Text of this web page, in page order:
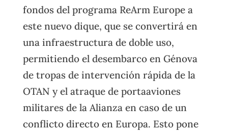
fondos del programa ReArm Europe a
este nuevo dique, que se convertirá en
una infraestructura de doble uso,
permitiendo el desembarco en Génova
de tropas de intervención rápida de la
OTAN y el atraque de portaaviones
militares de la Alianza en caso de un
conflicto directo en Europa. Esto pone